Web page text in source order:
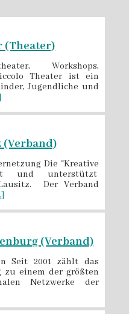
(Theater)
Workshops,
Theater ist ein
Jugendliche und
(Verband)
Die "Kreative
und unterstützt
Der Verband
(Verband)
Seit 2001 zählt das
zu einem der größten
Netzwerke der